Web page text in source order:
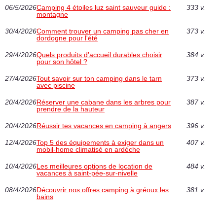
06/5/2026Camping 4 étoiles luz saint sauveur guide :
montagne
333 v.
30/4/2026Comment trouver un camping pas cher en
dordogne pour l'été
373 v.
29/4/2026Quels produits d’accueil durables choisir
pour son hôtel ?
384 v.
27/4/2026Tout savoir sur ton camping dans le tarn
avec piscine
373 v.
20/4/2026Réserver une cabane dans les arbres pour
prendre de la hauteur
387 v.
20/4/2026Réussir tes vacances en camping à angers 396 v.
12/4/2026Top 5 des équipements à exiger dans un
mobil-home climatisé en ardèche
407 v.
10/4/2026Les meilleures options de location de
vacances à saint-pée-sur-nivelle
484 v.
08/4/2026Découvrir nos offres camping à gréoux les
bains
381 v.